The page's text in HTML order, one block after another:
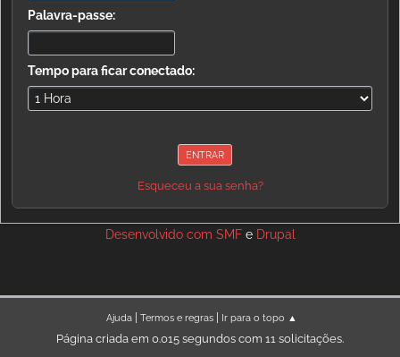
Palavra-passe:
Tempo para ficar conectado:
Esqueceu a sua senha?
Desenvolvido com SMFe Drupal
Ajuda| Termos e regras| Ir para o topo ▲
Página criada em 0.015 segundos com 11 solicitações.